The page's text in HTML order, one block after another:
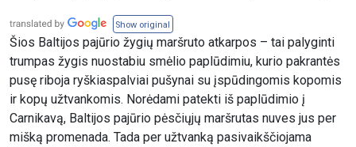
Show original
Šios Baltijos pajūrio žygių maršruto atkarpos – tai palyginti
trumpas žygis nuostabiu smėlio paplūdimiu, kurio pakrantės
pusę riboja ryškiaspalviai pušynai su įspūdingomis kopomis
ir kopų užtvankomis. Norėdami patekti iš paplūdimio į
Carnikavą, Baltijos pajūrio pėsčiųjų maršrutas nuves jus per
mišką promenada. Tada per užtvanką pasivaikščiojama